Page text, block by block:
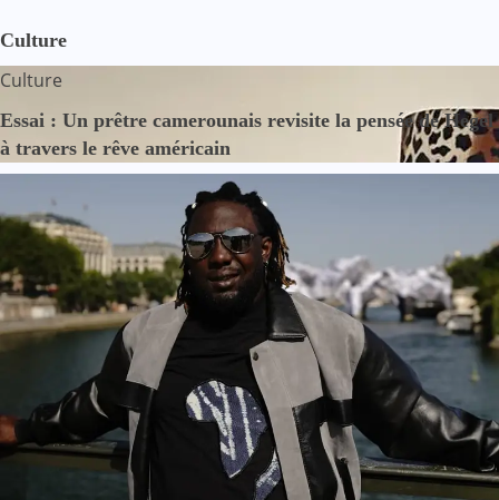
Culture
Culture
Essai : Un prêtre camerounais revisite la pensée de Hegel
à travers le rêve américain